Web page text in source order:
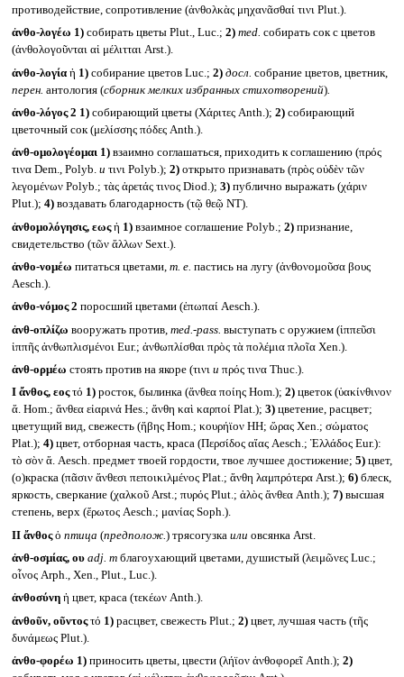
противодействие, сопротивление (ἀνθολκὰς μηχανᾶσθαί τινι Plut.).
ἀνθο-λογέω 1)собирать цветы Plut., Luc.; 2) med. собирать сок с цветов
(ἀνθολογοῦνται αἱ μέλιτται Arst.).
ἀνθο-λογία ἡ 1)собирание цветов Luc.; 2) досл. собрание цветов, цветник,
перен. антология (сборник мелких избранных стихотворений).
ἀνθο-λόγος 2 1)собирающий цветы (Χάριτες Anth.); 2)собирающий
цветочный сок (μελίσσης πόδες Anth.).
ἀνθ-ομολογέομαι 1)взаимно соглашаться, приходить к соглашению (πρός
τινα Dem., Polyb. и τινι Polyb.); 2)открыто признавать (πρὸς οὐδὲν τῶν
λεγομένων Polyb.; τὰς ἀρετάς τινος Diod.); 3)публично выражать (χάριν
Plut.); 4)воздавать благодарность (τῷ θεῷ NT).
ἀνθομολόγησις, εωςἡ 1)взаимное соглашение Polyb.; 2)признание,
свидетельство (τῶν ἄλλων Sext.).
ἀνθο-νομέω питаться цветами, т. е. пастись на лугу (ἀνθονομοῦσα βους
Aesch.).
ἀνθο-νόμος 2 поросший цветами (ἐπωπαί Aesch.).
ἀνθ-οπλίζω вооружать против, med.-pass. выступать с оружием (ἱππεῦσι
ἱππῆς ἀνθωπλισμένοι Eur.; ἀνθωπλίσθαι πρὸς τὰ πολέμια πλοῖα Xen.).
ἀνθ-ορμέω стоять против на якоре (τινι и πρός τινα Thuc.).
I ἄνθος, εοςτό 1)росток, былинка (ἄνθεα ποίης Hom.); 2)цветок (ὑακίνθινον
ἄ. Hom.; ἄνθεα εἰαρινά Hes.; ἄνθη καὶ καρποί Plat.); 3)цветение, расцвет;
цветущий вид, свежесть (ἥβης Hom.; κουρήϊον HH; ὥρας Xen.; σώματος
Plat.); 4)цвет, отборная часть, краса (Περσίδος αἴας Aesch.; Ἑλλάδος Eur.):
τὸ σὸν ἄ. Aesch. предмет твоей гордости, твое лучшее достижение; 5)цвет,
(о)краска (πᾶσιν ἄνθεσι πεποικιλμένος Plat.; ἄνθη λαμπρότερα Arst.); 6)блеск,
яркость, сверкание (χαλκοῦ Arst.; πυρός Plut.; ἁλὸς ἄνθεα Anth.); 7)высшая
степень, верх (ἔρωτος Aesch.; μανίας Soph.).
II ἄνθοςὁ птица (предполож. ) трясогузка или овсянка Arst.
ἀνθ-οσμίας, ου adj. mблагоухающий цветами, душистый (λειμῶνες Luc.;
οἶνος Arph., Xen., Plut., Luc.).
ἀνθοσύνη ἡ цвет, краса (τεκέων Anth.).
ἀνθοῦν, οῦντοςτό 1)расцвет, свежесть Plut.; 2)цвет, лучшая часть (τῆς
δυνάμεως Plut.).
ἀνθο-φορέω 1)приносить цветы, цвести (λήϊον ἀνθοφορεῖ Anth.); 2)